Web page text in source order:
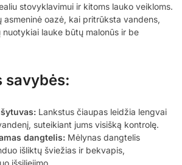
stovyklavimui ir kitoms lauko veikloms.
asmeninė oazė, kai pritrūksta vandens,
lauke būtų malonūs ir be
savybės:
Lankstus čiaupas leidžia lengvai
suteikiant jums visišką kontrolę.
dangtelis: Mėlynas dangtelis
išliktų šviežias ir bekvapis,
išsiliejimo.